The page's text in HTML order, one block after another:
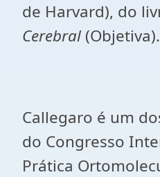
de Harvard), do
Cerebral (Objetiva).
Callegaro é um
do Congresso
Prática